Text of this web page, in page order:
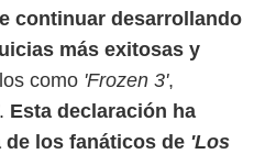
continuar desarrollando
más exitosas y
como 'Frozen 3',
. Esta declaración ha
de los fanáticos de 'Los